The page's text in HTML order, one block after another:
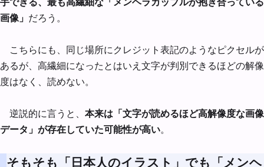
画像」 だろう。
こちらにも、同じ場所にクレジット表記のようなピクセルが
あるが、高繊細になったとはいえ文字が判別できるほどの解像
度はなく、読めない。
逆説的に言うと、 本来は「文字が読めるほど高解像度な画像
データ」が存在していた可能性が高い。
そもそも「日本人のイラスト」でも「メンヘ